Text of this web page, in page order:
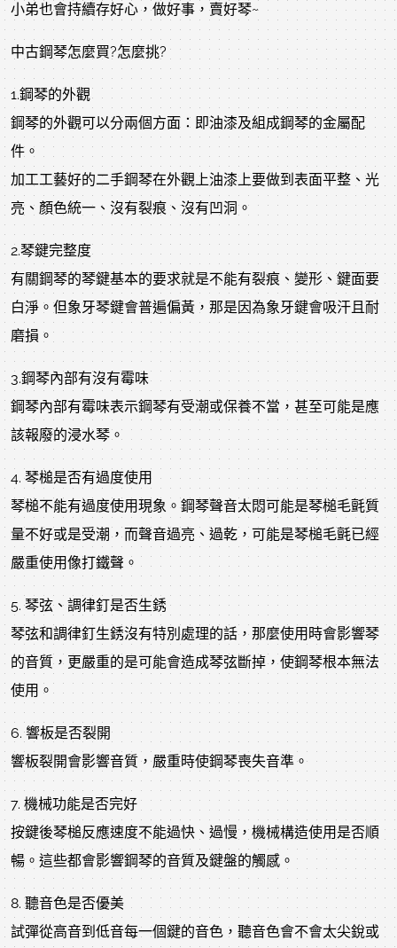
小弟也會持續存好心，做好事，賣好琴~
中古鋼琴怎麼買?怎麼挑?
1.鋼琴的外觀
鋼琴的外觀可以分兩個方面：即油漆及組成鋼琴的金屬配
件。
加工工藝好的二手鋼琴在外觀上油漆上要做到表面平整、光
亮、顏色統一、沒有裂痕、沒有凹洞。
2.琴鍵完整度
有關鋼琴的琴鍵基本的要求就是不能有裂痕、變形、鍵面要
白淨。但象牙琴鍵會普遍偏黃，那是因為象牙鍵會吸汗且耐
磨損。
3.鋼琴內部有沒有霉味
鋼琴內部有霉味表示鋼琴有受潮或保養不當，甚至可能是應
該報廢的浸水琴。
4. 琴槌是否有過度使用
琴槌不能有過度使用現象。鋼琴聲音太悶可能是琴槌毛氈質
量不好或是受潮，而聲音過亮、過乾，可能是琴槌毛氈已經
嚴重使用像打鐵聲。
5. 琴弦、調律釘是否生銹
琴弦和調律釘生銹沒有特別處理的話，那麼使用時會影響琴
的音質，更嚴重的是可能會造成琴弦斷掉，使鋼琴根本無法
使用。
6. 響板是否裂開
響板裂開會影響音質，嚴重時使鋼琴喪失音準。
7. 機械功能是否完好
按鍵後琴槌反應速度不能過快、過慢，機械構造使用是否順
暢。這些都會影響鋼琴的音質及鍵盤的觸感。
8. 聽音色是否優美
試彈從高音到低音每一個鍵的音色，聽音色會不會太尖銳或